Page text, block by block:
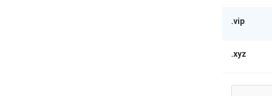
.vip
.xyz